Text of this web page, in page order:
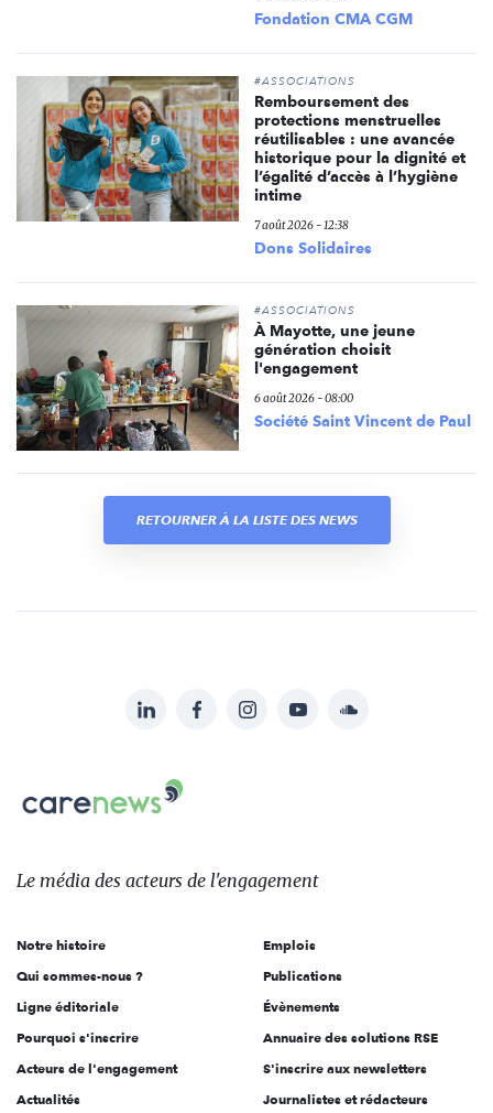
Fondation CMA CGM
#ASSOCIATIONS
Remboursement des
protections menstruelles
réutilisables : une avancée
historique pour la dignité et
l’égalité d’accès à l’hygiène
intime
7 août 2026 - 12:38
Dons Solidaires
#ASSOCIATIONS
À Mayotte, une jeune
génération choisit
l'engagement
6 août 2026 - 08:00
Société Saint Vincent de Paul
RETOURNER À LA LISTE DES NEWS
sur:
LinkedInFacebookInstagramYouTubeSoundcloud
Carenews,
Le
des
l'engagement
Le média des acteurs de l'engagement
Notre histoire
Qui sommes-nous ?
Ligne éditoriale
Pourquoi s'inscrire
Acteurs de l'engagement
Actualités
Emplois
Publications
Évènements
Annuaire des solutions RSE
S'inscrire aux newsletters
Journalistes et rédacteurs